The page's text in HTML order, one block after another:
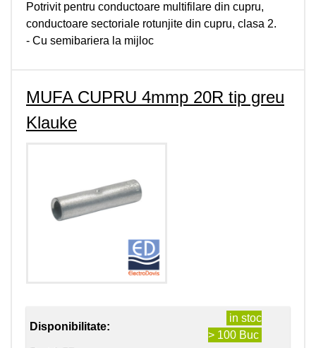
Potrivit pentru conductoare multifilare din cupru,
conductoare sectoriale rotunjite din cupru, clasa 2.
- Cu semibariera la mijloc
MUFA CUPRU 4mmp 20R tip greu
Klauke
Disponibilitate:
in stoc
> 100 Buc